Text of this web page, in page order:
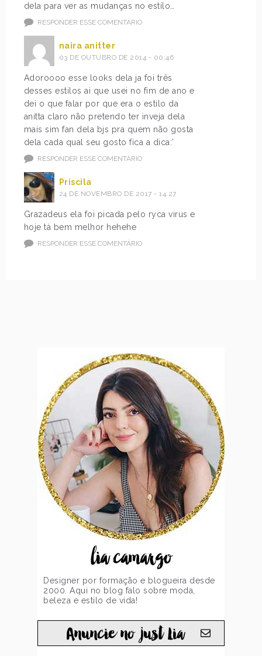
dela para ver as mudanças no estilo…
RESPONDER ESSE COMENTÁRIO
naira anitter
03 DE OUTUBRO DE 2014 - 00:46
Adoroooo esse looks dela ja foi três
desses estilos ai que usei no fim de ano e
dei o que falar por que era o estilo da
anitta claro não pretendo ter inveja dela
mais sim fan dela bjs pra quem não gosta
dela cada qual seu gosto fica a dica:’
RESPONDER ESSE COMENTÁRIO
Priscila
24 DE NOVEMBRO DE 2017 - 14:27
Grazadeus ela foi picada pelo ryca virus e
hoje tá bem melhor hehehe
RESPONDER ESSE COMENTÁRIO
lia camargo
Designer por formação e blogueira desde
2000. Aqui no blog falo sobre moda,
beleza e estilo de vida!
Anuncie no just Lia